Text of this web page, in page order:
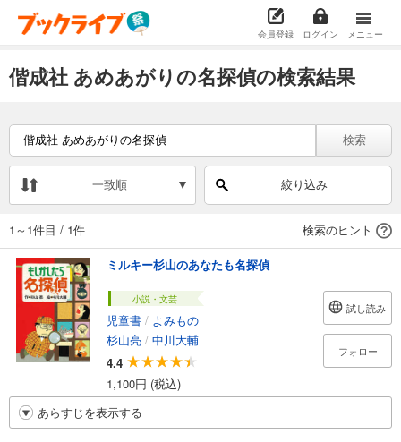
会員登録 ログイン メニュー
偕成社 あめあがりの名探偵の検索結果
検索
一致順 絞り込み
1～1件目 / 1件 検索のヒント
ミルキー杉山のあなたも名探偵
小説・文芸
児童書 / よみもの
杉山亮 / 中川大輔
4.4
1,100円 (税込)
試し読み
フォロー
あらすじを表示する